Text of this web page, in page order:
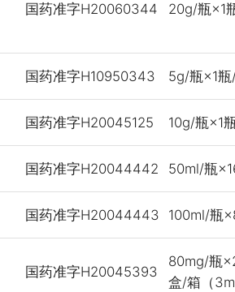
国药准字H20060344 20g/瓶×1
国药准字H10950343 5g/瓶×1
国药准字H20045125 10g/瓶×1
国药准字H20044442 50ml/瓶
国药准字H20044443 100ml/瓶
国药准字H20045393
80mg/瓶
盒/箱（